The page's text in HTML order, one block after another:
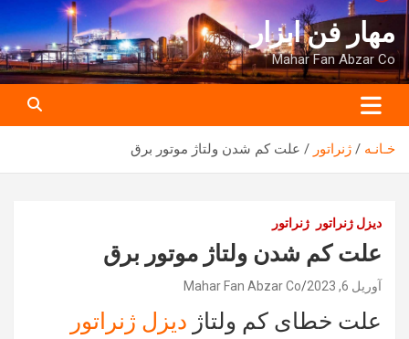
به
محتوا
برویدمهار فن ابزار
Mahar Fan Abzar Co
خـانـه ژنراتور علت کم شدن ولتاژ موتور برق
دیزل ژنراتور ژنراتور
علت کم شدن ولتاژ موتور برق
آوریل 6, 2023 Mahar Fan Abzar Co
علت خطای کم ولتاژ دیزل ژنراتور